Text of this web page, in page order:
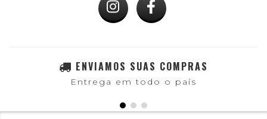
ENVIAMOS SUAS COMPRAS
Entrega em todo o país